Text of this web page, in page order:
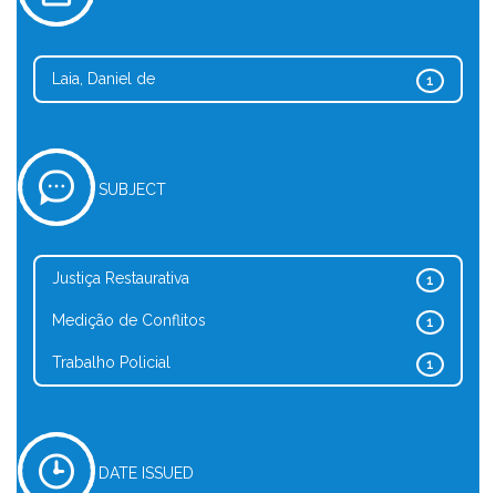
1
Laia, Daniel de
SUBJECT
1
Justiça Restaurativa
1
Medição de Conflitos
1
Trabalho Policial
DATE ISSUED